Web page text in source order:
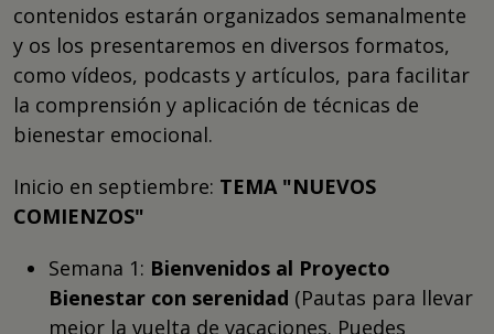
contenidos estarán organizados semanalmente
y os los presentaremos en diversos formatos,
como vídeos, podcasts y artículos, para facilitar
la comprensión y aplicación de técnicas de
bienestar emocional.
Inicio en septiembre: TEMA "NUEVOS
COMIENZOS"
Semana 1: Bienvenidos al Proyecto
Bienestar con serenidad (Pautas para llevar
mejor la vuelta de vacaciones. Puedes